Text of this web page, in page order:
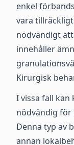
enkel
vara
nödvändigt
innehåller
Kirurgisk
I vissa fall
nödvändig för
Denna typ av
annan